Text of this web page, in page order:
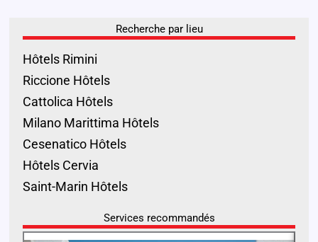
Recherche par lieu
Hôtels Rimini
Riccione Hôtels
Cattolica Hôtels
Milano Marittima Hôtels
Cesenatico Hôtels
Hôtels Cervia
Saint-Marin Hôtels
Services recommandés